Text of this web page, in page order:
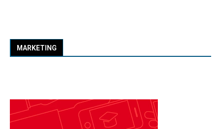
MARKETING